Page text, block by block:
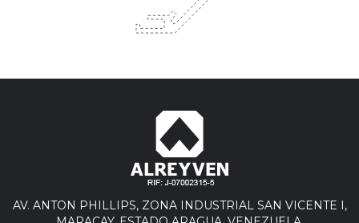
AV. ANTON PHILLIPS, ZONA INDUSTRIAL SAN VICENTE I,